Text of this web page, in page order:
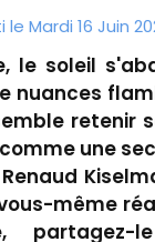
le Mardi 16 Juin
le soleil
nuances
retenir
une
même
partagez-